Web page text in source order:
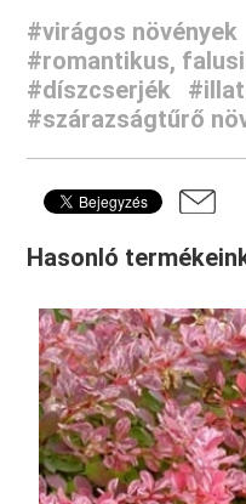
#virágos növények
#romantikus,
#díszcserjék
#szárazságtűrő
Hasonló